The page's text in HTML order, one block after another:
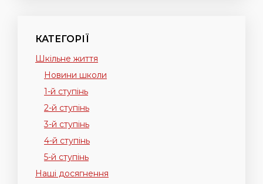
КАТЕГОРІЇ
Шкільне життя
Новини школи
1-й ступінь
2-й ступінь
3-й ступінь
4-й ступінь
5-й ступінь
Наші досягнення